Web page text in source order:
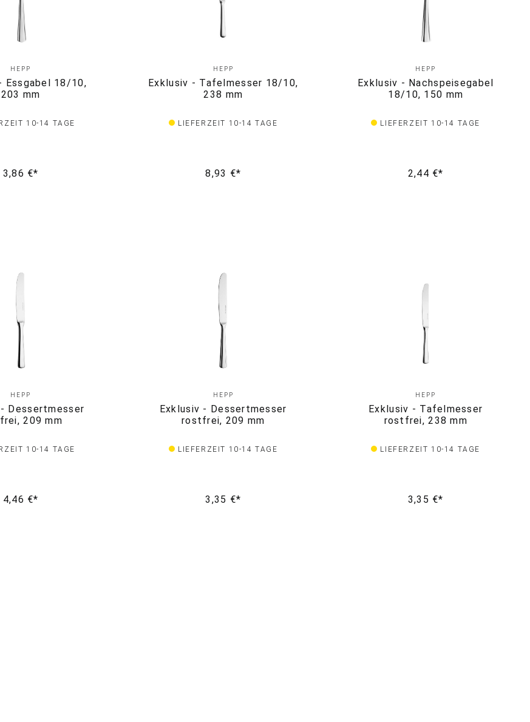
HEPP
Essgabel 18/10,
203 mm
10-14 TAGE
3,86 €*
HEPP
Exklusiv - Tafelmesser 18/10,
238 mm
LIEFERZEIT 10-14 TAGE
8,93 €*
HEPP
Exklusiv - Nachspeisegabel
18/10, 150 mm
LIEFERZEIT 10-14 TAGE
2,44 €*
HEPP
Dessertmesser
209 mm
10-14 TAGE
4,46 €*
HEPP
Exklusiv - Dessertmesser
rostfrei, 209 mm
LIEFERZEIT 10-14 TAGE
3,35 €*
HEPP
Exklusiv - Tafelmesser
rostfrei, 238 mm
LIEFERZEIT 10-14 TAGE
3,35 €*